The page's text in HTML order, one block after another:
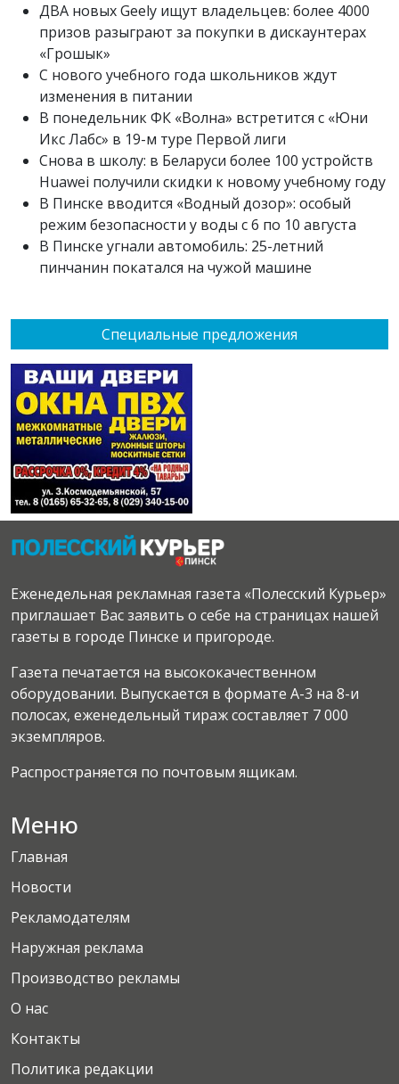
Специальные предложения
ДВА новых Geely ищут владельцев: более 4000
призов разыграют за покупки в дискаунтерах
«Грошык»
С нового учебного года школьников ждут
изменения в питании
В понедельник ФК «Волна» встретится с «Юни
Икс Лабс» в 19-м туре Первой лиги
Снова в школу: в Беларуси более 100 устройств
Huawei получили скидки к новому учебному году
В Пинске вводится «Водный дозор»: особый
режим безопасности у воды с 6 по 10 августа
В Пинске угнали автомобиль: 25-летний
пинчанин покатался на чужой машине
Еженедельная рекламная газета «Полесский Курьер»
приглашает Вас заявить о себе на страницах нашей
газеты в городе Пинске и пригороде.
Газета печатается на высококачественном
оборудовании. Выпускается в формате А-3 на 8-и
полосах, еженедельный тираж составляет 7 000
экземпляров.
Распространяется по почтовым ящикам.
Меню
Главная
Новости
Рекламодателям
Наружная реклама
Производство рекламы
О нас
Контакты
Политика редакции